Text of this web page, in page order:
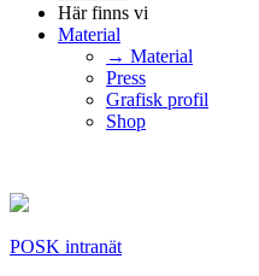
Här finns vi
Material
→ Material
Press
Grafisk profil
Shop
POSK intranät